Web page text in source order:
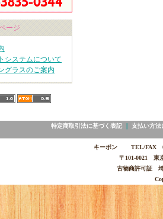
ージ
システムについて
グラスのご案内
特定商取引法に基づく表記｜ 支払い方法
キーポン TEL/FAX
〒101-0021 東
古物商許可証